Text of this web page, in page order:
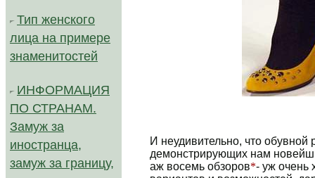
Тип женского
лица на примере
знаменитостей
ИНФОРМАЦИЯ
ПО СТРАНАМ.
Замуж за
иностранца,
замуж за границу,
И неудивительно, что
демонстрирующих нам
аж восемь обзоров*- уж очень